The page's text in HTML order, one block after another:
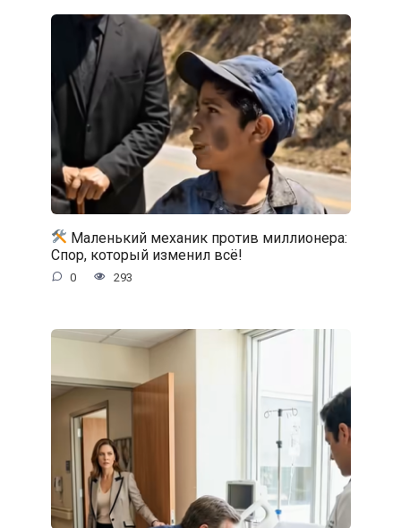
Маленький механик против миллионера:
Спор, который изменил всё!
0 293